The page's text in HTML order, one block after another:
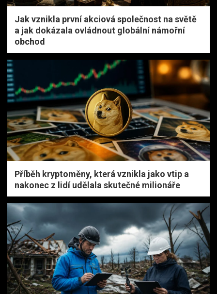
Jak vznikla první akciová společnost na světě
a jak dokázala ovládnout globální námořní
obchod
Příběh kryptoměny, která vznikla jako vtip a
nakonec z lidí udělala skutečné milionáře